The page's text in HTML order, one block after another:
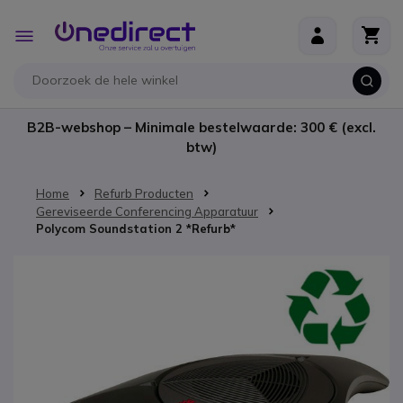
Toggle
Nav
B2B-webshop – Minimale bestelwaarde: 300 € (excl.
btw)
Home
Refurb Producten
Gereviseerde Conferencing Apparatuur
Polycom Soundstation 2 *Refurb*